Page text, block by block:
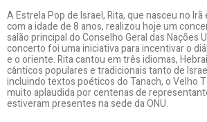
A Estrela Pop de Israel, Rita, que nasceu no
com a idade de 8 anos, realizou hoje um
salão principal do Conselho Geral das Nações
concerto foi uma iniciativa para incentivar o
e o oriente. Rita cantou em três idiomas,
cânticos populares e tradicionais tanto de
incluindo textos poéticos do Tanach, o Velho
muito aplaudida por centenas de
estiveram presentes na sede da ONU.